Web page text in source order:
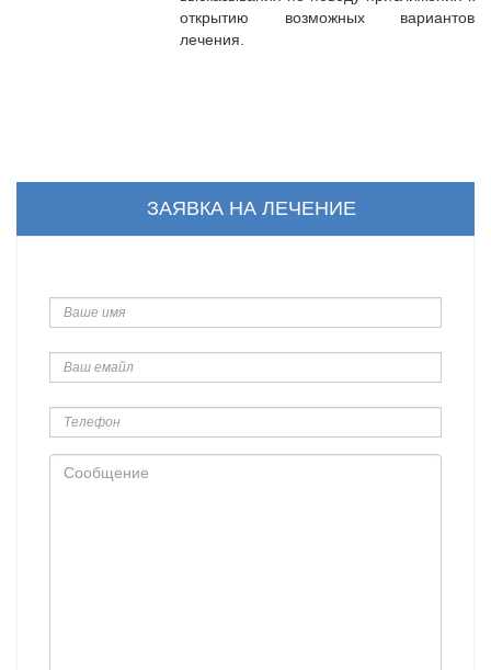
открытию возможных вариантов
лечения.
ЗАЯВКА НА ЛЕЧЕНИЕ
имя
емайл
Сообщение